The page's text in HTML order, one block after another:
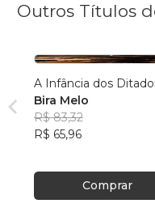
Outros Títulos
A Infância dos
Bira Melo
R$ 83,32
R$ 65,96
Comprar